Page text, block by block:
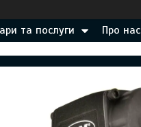
та послуги Про нас